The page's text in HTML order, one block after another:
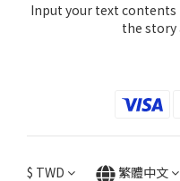
Input your text
the story
$ TWD 繁體中文